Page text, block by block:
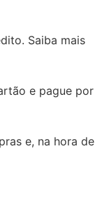
Saiba mais
e pague por
e, na hora de